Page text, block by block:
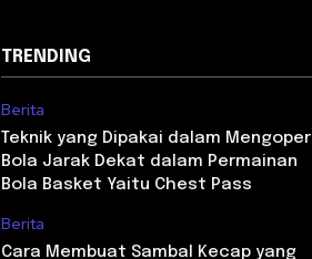
TRENDING
Berita
Teknik yang Dipakai dalam Mengoper
Bola Jarak Dekat dalam Permainan
Bola Basket Yaitu Chest Pass
Berita
Cara Membuat Sambal Kecap yang